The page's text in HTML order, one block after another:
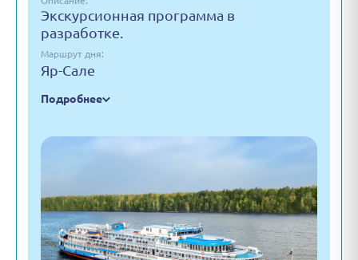
Экскурсионная программа в
разработке.
Маршрут дня:
Яр-Сале
Подробнее